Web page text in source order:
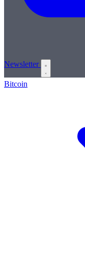
Newsletter
Bitcoin